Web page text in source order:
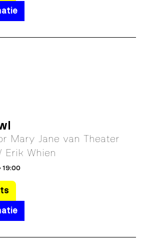
Mary Jane van Theater
Erik Whien
19:00